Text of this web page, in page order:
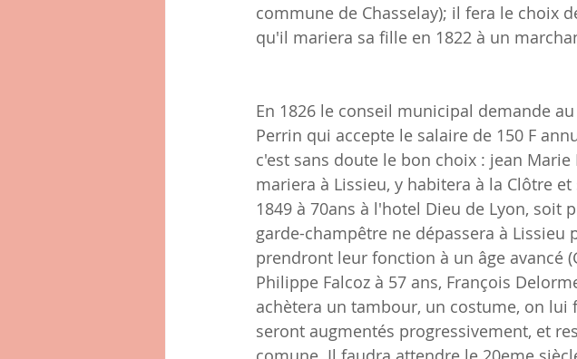
commune de Chasselay); il fera le choix
qu'il mariera sa fille en 1822 à un
En 1826 le conseil municipal demande
Perrin qui accepte le salaire de 150 F
c'est sans doute le bon choix : jean
mariera à Lissieu, y habitera à la Clôtre
1849 à 70ans à l'hotel Dieu de Lyon, soit
garde-champêtre ne dépassera à
prendront leur fonction à un âge avancé
Philippe Falcoz à 57 ans, François
achètera un tambour, un costume, on
seront augmentés progressivement, et